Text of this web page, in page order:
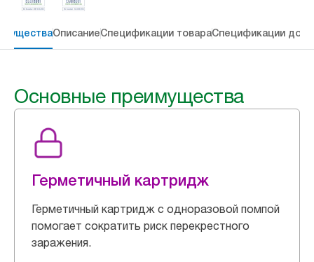
ОписаниеСпецификации товараСпецификации
Основные преимущества
Герметичный картридж
Герметичный картридж с одноразовой помпой
помогает сократить риск перекрестного
заражения.